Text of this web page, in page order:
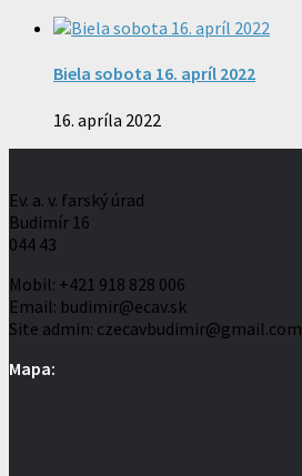
Biela sobota 16. apríl 2022
16. apríla 2022
Ev. a. v. farský úrad
Budimír 16
044 43
Mobil: +421 918 828 006
Email: budimir@ecav.sk
Site admin: czecavbudimir@gmail.com
Mapa: